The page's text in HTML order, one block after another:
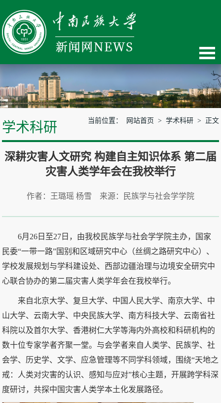
学术科研 当前位置： 网站首页 > 学术科研> 正文
深耕灾害人文研究 构建自主知识体系 第二届
灾害人类学年会在我校举行
作者：王璐瑶 杨雪 来源：民族学与社会学学院
6月26日至27日，由我校民族学与社会学学院主办，国家
民委“一带一路”国别和区域研究中心（丝绸之路研究中心）、
学校发展规划与学科建设处、西部边疆治理与边境安全研究中
心联合协办的第二届灾害人类学年会在我校举行。
来自北京大学、复旦大学、中国人民大学、南京大学、中
山大学、云南大学、中央民族大学、南方科技大学、云南省社
科院以及首尔大学、香港树仁大学等海内外高校和科研机构的
数十位专家学者齐聚一堂。与会学者来自人类学、民族学、社
会学、历史学、文学、应急管理等不同学科领域，围绕“天地之
戒：人类对灾害的认识、感知与应对”核心主题，开展跨学科深
度研讨，共探中国灾害人类学本土化发展路径。